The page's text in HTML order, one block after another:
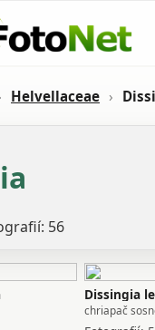
Helvellaceae ›
56
Dissingia